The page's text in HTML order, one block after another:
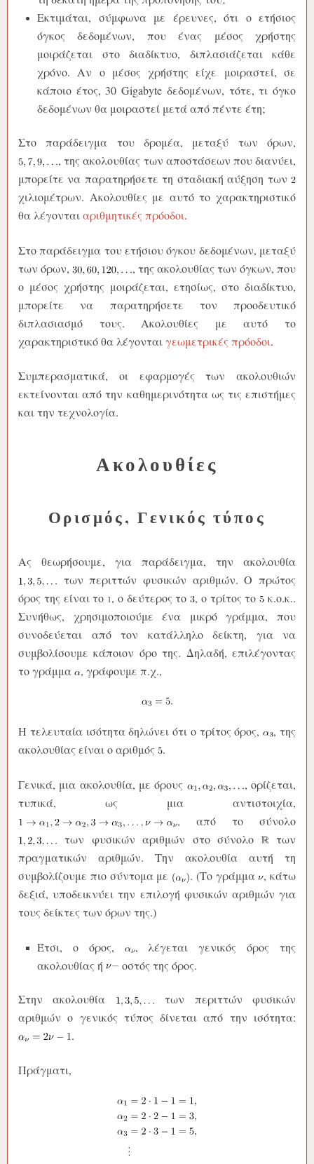
Εκτιμάται, σύμφωνα με έρευνες, ότι ο ετήσιος
όγκος δεδομένων, που ένας μέσος χρήστης
μοιράζεται στο διαδίκτυο, διπλασιάζεται κάθε
χρόνο. Αν ο μέσος χρήστης είχε μοιραστεί, σε
κάποιο έτος, 30 Gigabyte δεδομένων, τότε, τι όγκο
δεδομένων θα μοιραστεί μετά από πέντε έτη;
Στο παράδειγμα του δρομέα, μεταξύ των όρων,
, της ακολουθίας των αποστάσεων που διανύει,
μπορείτε να παρατηρήσετε τη σταδιακή αύξηση των
χιλιομέτρων. Ακολουθίες με αυτό το χαρακτηριστικό
θα λέγονταιαριθμητικές πρόοδοι.
Στο παράδειγμα του ετήσιου όγκου δεδομένων, μεταξύ
των όρων,
, της ακολουθίας των όγκων, που
ο μέσος χρήστης μοιράζεται, ετησίως, στο διαδίκτυο,
μπορείτε να παρατηρήσετε τον προοδευτικό
διπλασιασμό τους. Ακολουθίες με αυτό το
χαρακτηριστικό θα λέγονταιγεωμετρικές πρόοδοι.
Συμπερασματικά, οι εφαρμογές των ακολουθιών
εκτείνονται από την καθημερινότητα ως τις επιστήμες
και την τεχνολογία.
Ακολουθίες
Ορισμός, Γενικός τύπος
Ας θεωρήσουμε, για παράδειγμα, την ακολουθία
των περιττών φυσικών αριθμών. Ο πρώτος
όρος της είναι το , ο δεύτερος το , ο τρίτος το κ.ο.κ..
Συνήθως, χρησιμοποιούμε ένα μικρό γράμμα, που
συνοδεύεται από τον κατάλληλο δείκτη, για να
συμβολίσουμε κάποιον όρο της. Δηλαδή, επιλέγοντας
το γράμμα
, γράφουμε π.χ.,
Η τελευταία ισότητα δηλώνει ότι ο τρίτος όρος,
, της
ακολουθίας είναι ο αριθμός
.
Γενικά, μια ακολουθία, με όρους
, ορίζεται,
τυπικά, ως μια αντιστοιχία,
, από το σύνολο
των φυσικών αριθμών στο σύνολο
των
πραγματικών αριθμών. Την ακολουθία αυτή τη
συμβολίζουμε πιο σύντομα με
. (Το γράμμα
, κάτω
δεξιά, υποδεικνύει την επιλογή φυσικών αριθμών για
τους δείκτες των όρων της.)
Έτσι, ο όρος,
, λέγεται γενικός όρος της
ακολουθίας ή
οστός της όρος.
Στην ακολουθία
των περιττών φυσικών
αριθμών ο γενικός τύπος δίνεται από την ισότητα:
.
Πράγματι,